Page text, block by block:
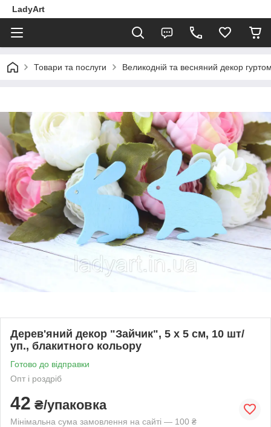
LadyArt
Товари та послуги Великодній та весняний декор
Дерев'яний декор "Зайчик", 5 х 5 см, 10 шт/
уп., блакитного кольору
Готово до відправки
Опт і роздріб
42 ₴/упаковка
Мінімальна сума замовлення на сайті — 100 ₴